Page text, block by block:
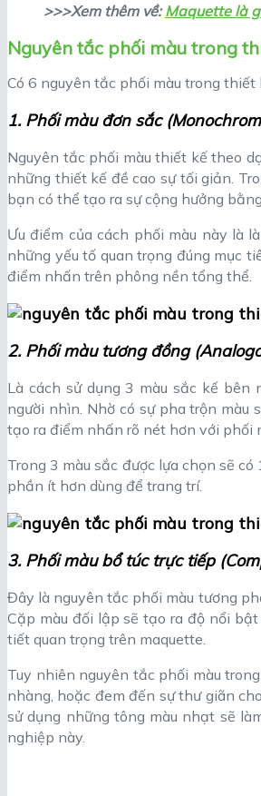
>>>Xem thêm về:Maquette là
Nguyên tắc phối màu trong
Có 6 nguyên tắc phối màu trong
1. Phối màu đơn sắc
Nguyên tắc phối màu thiết kế theo
những thiết kế đề cao sự tối giản.
bạn có thể tạo ra sự cộng hưởng
Ưu điểm của cách phối màu này là
những yếu tố quan trọng đúng mục
điểm nhấn trên phông nền tổng thể.
2. Phối màu tương đồng
Là cách sử dụng 3 màu sắc kế
người nhìn. Nhờ có sự pha trộn màu
tạo ra điểm nhấn rõ nét hơn với phối
Trong 3 màu sắc được lựa chọn sẽ
phần ít hơn dùng để trang trí.
3. Phối màu bổ túc trực tiếp
Đây là nguyên tắc phối màu tương
Cặp màu đối lập sẽ tạo ra độ nổi
tiết quan trọng trên maquette.
Tuy nhiên nguyên tắc phối màu
nhàng, hoặc đem đến sự thư giãn
sử dụng những tông màu nhạt sẽ
nghiệp này.